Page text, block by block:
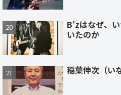
B'zはなぜ、
いたのか
稲葉伸次（い